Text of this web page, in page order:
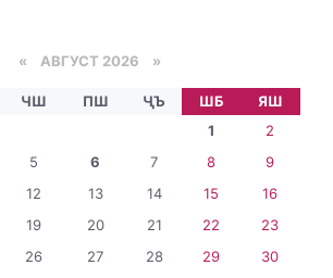
« АВГУСТ 2026 »
ЧШ ПШ ҶЪ ШБ
ЯШ
1
2
5 6 7 8
9
12 13 14 15
16
19 20 21 22
23
26 27 28 29
30